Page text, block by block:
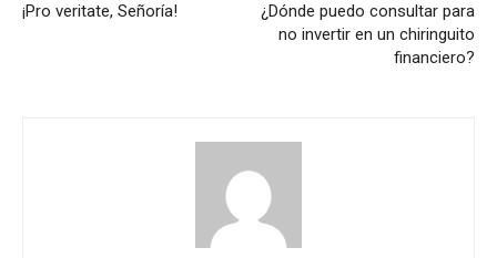
¡Pro veritate, Señoría!
¿Dónde puedo consultar para
no invertir en un chiringuito
financiero?